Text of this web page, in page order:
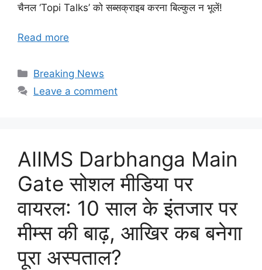
चैनल ‘Topi Talks’ को सब्सक्राइब करना बिल्कुल न भूलें!
Read more
Categories
Breaking News
Leave a comment
AIIMS Darbhanga Main
Gate सोशल मीडिया पर
वायरल: 10 साल के इंतजार पर
मीम्स की बाढ़, आखिर कब बनेगा
पूरा अस्पताल?